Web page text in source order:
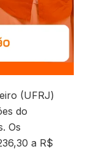
(UFRJ)
do
Os
a R$